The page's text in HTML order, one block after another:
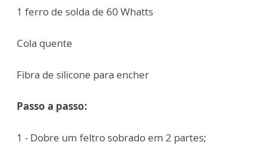
1 ferro de solda de 60 Whatts
Cola quente
Fibra de silicone para encher
Passo a passo:
1 - Dobre um feltro sobrado em 2 partes;